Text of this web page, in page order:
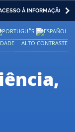
À INFORMAÇÃO
ALTO CONTRASTE